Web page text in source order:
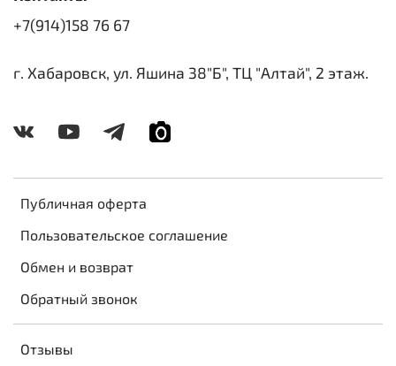
Публичная оферта
Пользовательское соглашение
Обмен и возврат
Обратный звонок
Отзывы
+7(914)158 76 67
г. Хабаровск, ул. Яшина 38"Б", ТЦ "Алтай", 2 этаж.